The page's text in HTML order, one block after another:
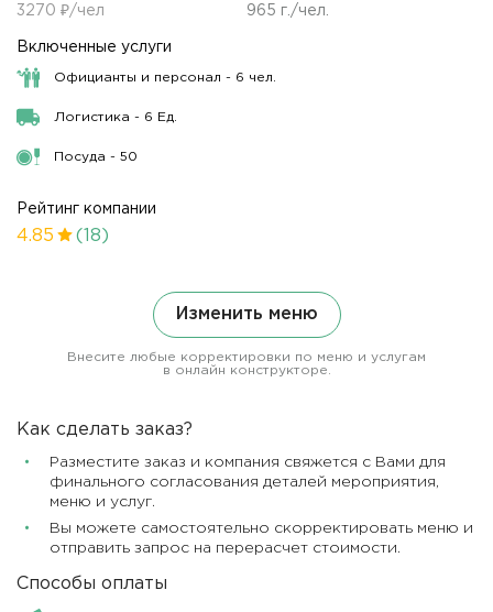
3270 ₽/чел 965 г./чел.
Включенные услуги
Официанты и персонал - 6 чел.
Логистика - 6 Ед.
Посуда - 50
Рейтинг компании
4.85 (18)
Изменить меню
Внесите любые корректировки по меню и услугам
в онлайн конструкторе.
Как сделать заказ?
Разместите заказ и компания свяжется с Вами для
финального согласования деталей мероприятия,
меню и услуг.
Вы можете самостоятельно скорректировать меню и
отправить запрос на перерасчет стоимости.
Способы оплаты